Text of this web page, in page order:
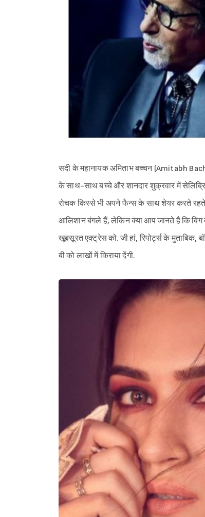
सदी के महानायक अमिताभ बच्चन (Amitabh
के साथ-साथ बच्चे और शानदार शुक्रवार में
रोचक किस्से भी अपने फैन्स के साथ शेयर करते रहते
आलिशान बंगले हैं, लेकिन क्या आप जानते है कि बिग
खूबसूरत एक्ट्रेस को. जी हां, रिपोर्ट्स के मुताबिक,
बी को लाखों में किराया देंगी.